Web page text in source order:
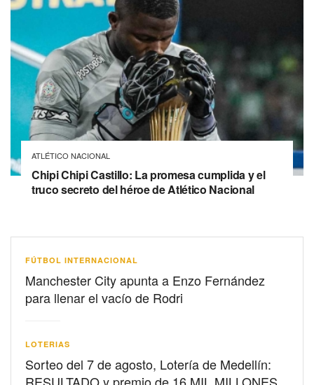
ATLÉTICO NACIONAL
Chipi Chipi Castillo: La promesa cumplida y el
truco secreto del héroe de Atlético Nacional
FÚTBOL INTERNACIONAL
Manchester City apunta a Enzo Fernández
para llenar el vacío de Rodri
LOTERIAS
Sorteo del 7 de agosto, Lotería de Medellín: